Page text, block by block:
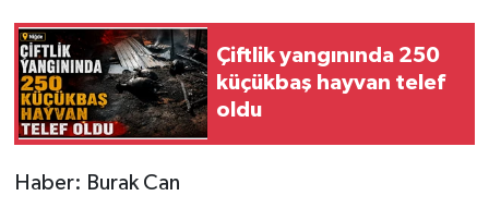
Çiftlik yangınında 250
küçükbaş hayvan telef
oldu
Haber: Burak Can